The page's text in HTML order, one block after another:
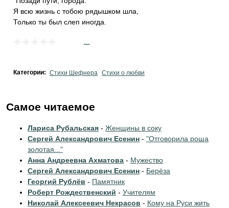
Я всю жизнь с тобою рядышком шла,
Только ты был слеп иногда.
Категории: Стихи Шефнера Стихи о любви
Самое читаемое
Лариса Рубальская - Женщины в соку
Сергей Александрович Есенин - "Отговорила роща
золотая..."
Анна Андреевна Ахматова - Мужество
Сергей Александрович Есенин - Берёза
Георгий Рублёв - Памятник
Роберт Рождественский - Учителям
Николай Алексеевич Некрасов - Кому на Руси жить